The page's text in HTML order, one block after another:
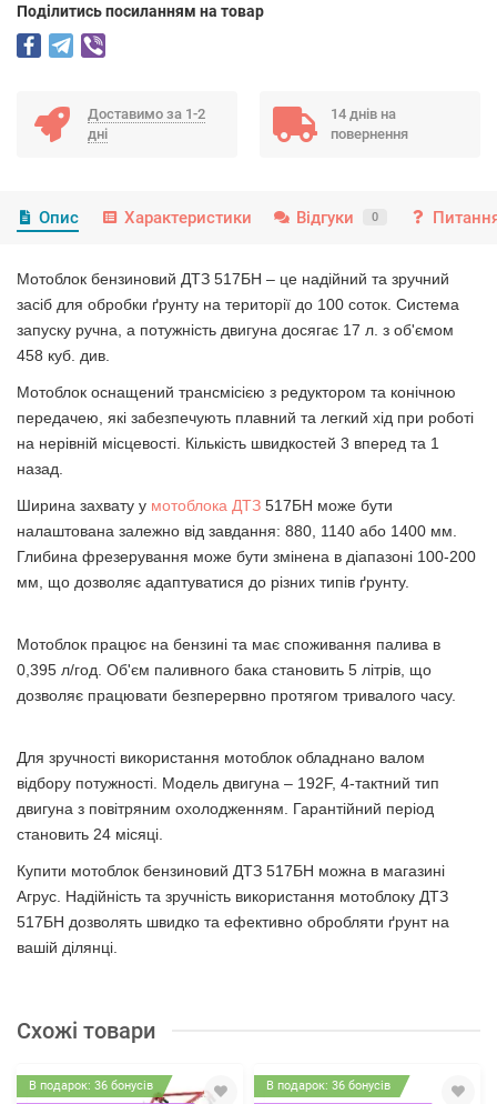
Подiлитись посиланням на товар
Доставимо за 1-2
дні
14 днів на
повернення
Опис Характеристики Відгуки 0
Мотоблок бензиновий ДТЗ 517БН – це надійний та зручний
засіб для обробки ґрунту на території до 100 соток. Система
запуску ручна, а потужність двигуна досягає 17 л. з об'ємом
458 куб. див.
Мотоблок оснащений трансмісією з редуктором та конічною
передачею, які забезпечують плавний та легкий хід при роботі
на нерівній місцевості. Кількість швидкостей 3 вперед та 1
назад.
Ширина захвату у мотоблока ДТЗ 517БН може бути
налаштована залежно від завдання: 880, 1140 або 1400 мм.
Глибина фрезерування може бути змінена в діапазоні 100-200
мм, що дозволяє адаптуватися до різних типів ґрунту.
Мотоблок працює на бензині та має споживання палива в
0,395 л/год. Об'єм паливного бака становить 5 літрів, що
дозволяє працювати безперервно протягом тривалого часу.
Для зручності використання мотоблок обладнано валом
відбору потужності. Модель двигуна – 192F, 4-тактний тип
двигуна з повітряним охолодженням. Гарантійний період
становить 24 місяці.
Купити мотоблок бензиновий ДТЗ 517БН можна в магазині
Агрус. Надійність та зручність використання мотоблоку ДТЗ
517БН дозволять швидко та ефективно обробляти ґрунт на
вашій ділянці.
Схожі товари
В подарок: 36 бонусів
В подарок: 36 бонусів